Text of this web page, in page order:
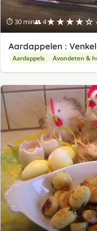
⏱ 30 min👥 4★★★★☆
Aardappelen :
Aardappels Avondeten &